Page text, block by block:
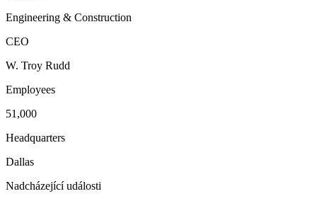
Engineering & Construction
CEO
W. Troy Rudd
Employees
51,000
Headquarters
Dallas
Nadcházející události